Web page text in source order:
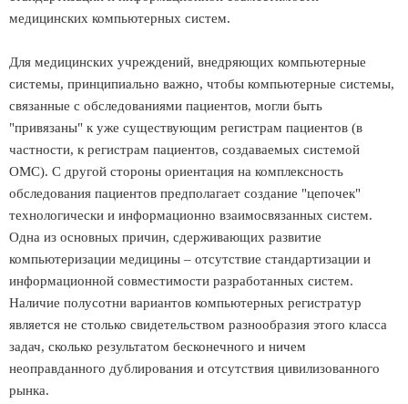
медицинских компьютерных систем.
Для медицинских учреждений, внедряющих компьютерные
системы, принципиально важно, чтобы компьютерные системы,
связанные с обследованиями пациентов, могли быть
"привязаны" к уже существующим регистрам пациентов (в
частности, к регистрам пациентов, создаваемых системой
ОМС). С другой стороны ориентация на комплексность
обследования пациентов предполагает создание "цепочек"
технологически и информационно взаимосвязанных систем.
Одна из основных причин, сдерживающих развитие
компьютеризации медицины – отсутствие стандартизации и
информационной совместимости разработанных систем.
Наличие полусотни вариантов компьютерных регистратур
является не столько свидетельством разнообразия этого класса
задач, сколько результатом бесконечного и ничем
неоправданного дублирования и отсутствия цивилизованного
рынка.